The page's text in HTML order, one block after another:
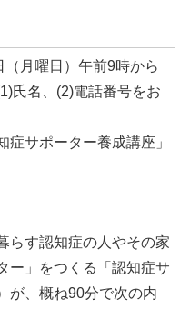
月曜日）午前9時から
氏名、(2)電話番号をお
症サポーター養成講座」
らす認知症の人やその家
ー」をつくる「認知症サ
が、概ね90分で次の内